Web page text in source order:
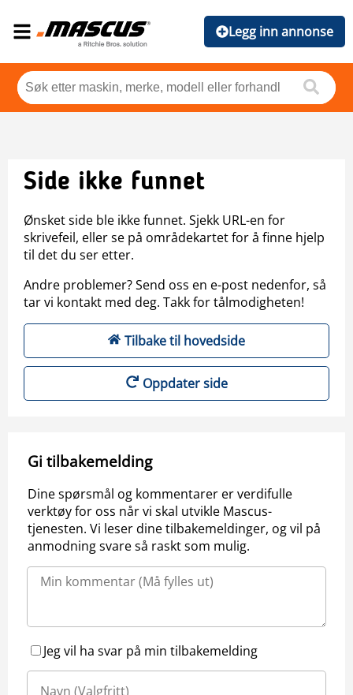
Legg inn annonse
Side ikke funnet
Ønsket side ble ikke funnet. Sjekk URL-en for
skrivefeil, eller se på områdekartet for å finne hjelp
til det du ser etter.
Andre problemer? Send oss en e-post nedenfor, så
tar vi kontakt med deg. Takk for tålmodigheten!
Tilbake til hovedside
Oppdater side
Gi tilbakemelding
Dine spørsmål og kommentarer er verdifulle
verktøy for oss når vi skal utvikle Mascus-
tjenesten. Vi leser dine tilbakemeldinger, og vil på
anmodning svare så raskt som mulig.
Jeg vil ha svar på min tilbakemelding